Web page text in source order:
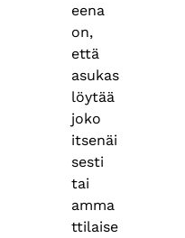
eena
on,
että
asukas
löytää
joko
itsenäi
sesti
tai
amma
ttilaise